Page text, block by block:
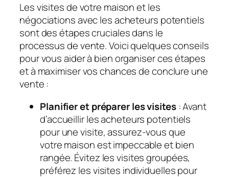
Les visites de votre maison et les
négociations avec les acheteurs potentiels
sont des étapes cruciales dans le
processus de vente. Voici quelques conseils
pour vous aider à bien organiser ces étapes
et à maximiser vos chances de conclure une
vente :
Planifier et préparer les visites: Avant
d’accueillir les acheteurs potentiels
pour une visite, assurez-vous que
votre maison est impeccable et bien
rangée. Évitez les visites groupées,
préférez les visites individuelles pour